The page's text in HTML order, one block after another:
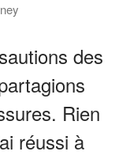
des
Rien
réussi à